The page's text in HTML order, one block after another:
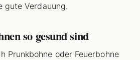
gute Verdauung.
so gesund sind
Prunkbohne oder Feuerbohne